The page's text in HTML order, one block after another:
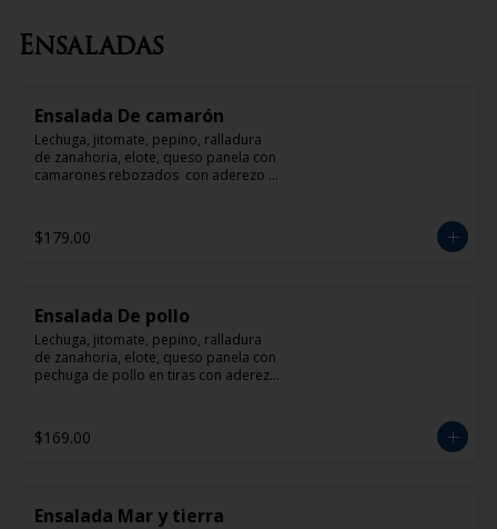
Ensaladas
Ensalada De camarón
Lechuga, jitomate, pepino, ralladura
de zanahoria, elote, queso panela con
camarones rebozados  con aderezo
$179.00
Ensalada De pollo
Lechuga, jitomate, pepino, ralladura
de zanahoria, elote, queso panela con
pechuga de pollo en tiras con aderezo
$169.00
Ensalada Mar y tierra